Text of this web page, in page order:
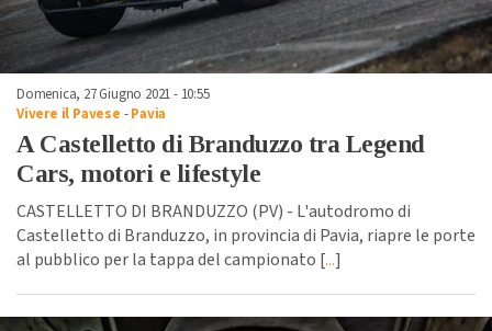
Domenica, 27 Giugno 2021 - 10:55
Vivere il Pavese -Pavia
A Castelletto di Branduzzo tra Legend
Cars, motori e lifestyle
CASTELLETTO DI BRANDUZZO (PV) - L'autodromo di
Castelletto di Branduzzo, in provincia di Pavia, riapre le porte
al pubblico per la tappa del campionato [...]